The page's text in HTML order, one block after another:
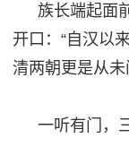
族长端起面
开口： “自汉以
清两朝更是从
一听有门，